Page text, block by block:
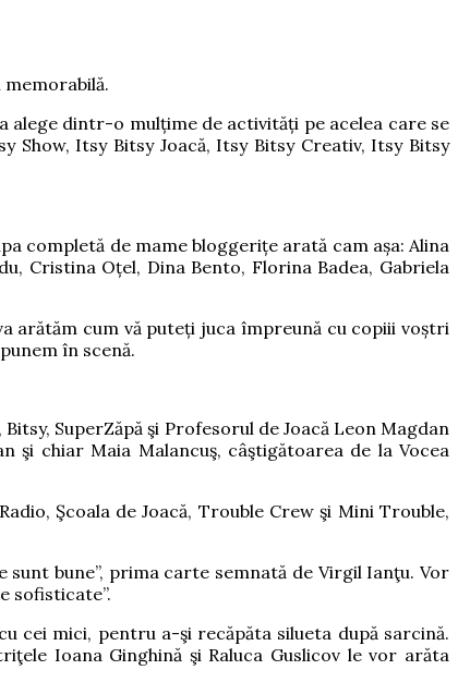
memorabilă.
alege dintr-o mulțime de activități pe acelea care se
Itsy Bitsy Joacă, Itsy Bitsy Creativ, Itsy Bitsy
completă de mame bloggerițe arată cam așa: Alina
Cristina Oțel, Dina Bento, Florina Badea, Gabriela
arătăm cum vă puteți juca împreună cu copiii voștri
în scenă.
SuperZăpă şi Profesorul de Joacă Leon Magdan
şi chiar Maia Malancuş, câştigătoarea de la Vocea
Şcoala de Joacă, Trouble Crew şi Mini Trouble,
bune”, prima carte semnată de Virgil Ianţu. Vor
sofisticate”.
cei mici, pentru a-şi recăpăta silueta după sarcină.
Ioana Ginghină şi Raluca Guslicov le vor arăta